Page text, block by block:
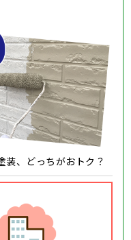
装、どっちがおトク？